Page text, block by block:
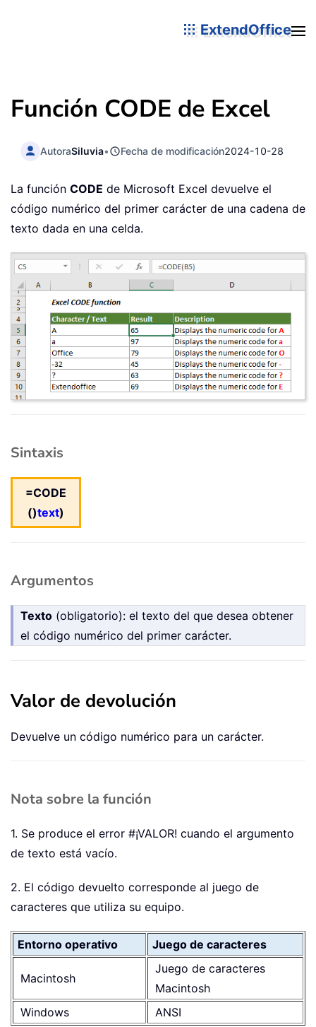
ExtendOffice
Función CODE de Excel
AutoraSiluvia• Fecha de modificación2024-10-28
La función CODE de Microsoft Excel devuelve el
código numérico del primer carácter de una cadena de
texto dada en una celda.
Sintaxis
=CODE
()text)
Argumentos
Texto (obligatorio): el texto del que desea obtener
el código numérico del primer carácter.
Valor de devolución
Devuelve un código numérico para un carácter.
Nota sobre la función
1. Se produce el error #¡VALOR! cuando el argumento
de texto está vacío.
2. El código devuelto corresponde al juego de
caracteres que utiliza su equipo.
Entorno operativo Juego de caracteres
Macintosh
Juego de caracteres
Macintosh
Windows
ANSI